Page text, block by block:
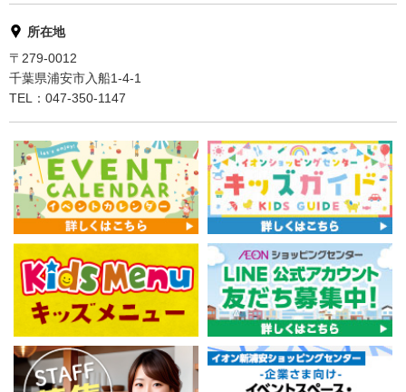
所在地
〒279-0012
千葉県浦安市入船1-4-1
TEL：047-350-1147